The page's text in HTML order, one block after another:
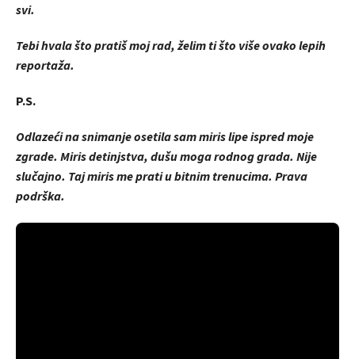
svi.
Tebi hvala što pratiš moj rad, želim ti što više ovako lepih
reportaža.
P.S.
Odlazeći na snimanje osetila sam miris lipe ispred moje
zgrade. Miris detinjstva, dušu moga rodnog grada. Nije
slučajno. Taj miris me prati u bitnim trenucima. Prava
podrška.